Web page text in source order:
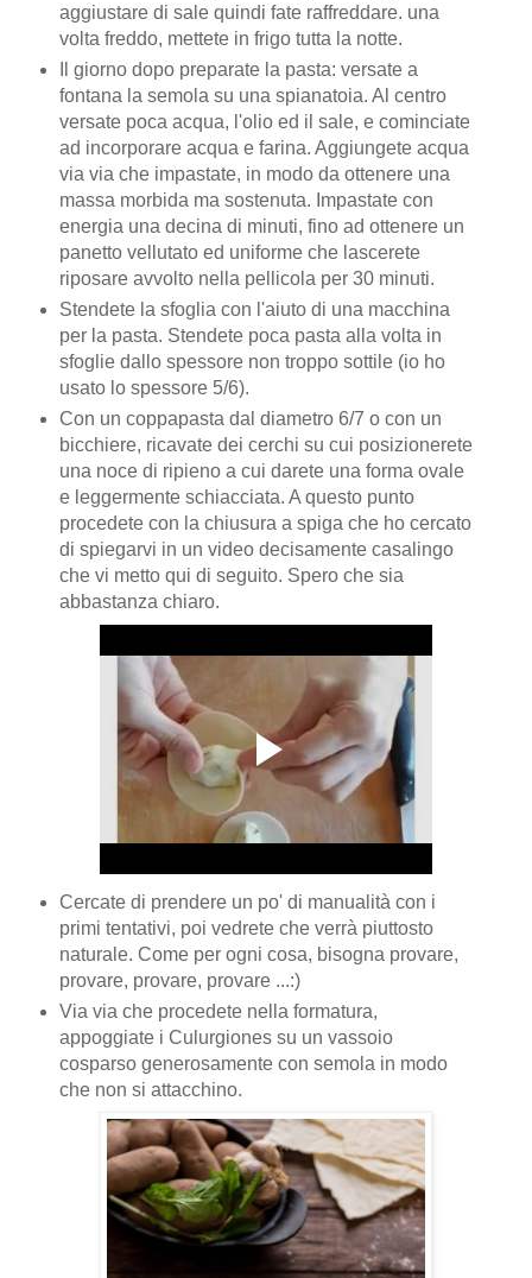
aggiustare di sale quindi fate raffreddare. una
volta freddo, mettete in frigo tutta la notte.
Il giorno dopo preparate la pasta: versate a
fontana la semola su una spianatoia. Al centro
versate poca acqua, l'olio ed il sale, e cominciate
ad incorporare acqua e farina. Aggiungete acqua
via via che impastate, in modo da ottenere una
massa morbida ma sostenuta. Impastate con
energia una decina di minuti, fino ad ottenere un
panetto vellutato ed uniforme che lascerete
riposare avvolto nella pellicola per 30 minuti.
Stendete la sfoglia con l'aiuto di una macchina
per la pasta. Stendete poca pasta alla volta in
sfoglie dallo spessore non troppo sottile (io ho
usato lo spessore 5/6).
Con un coppapasta dal diametro 6/7 o con un
bicchiere, ricavate dei cerchi su cui posizionerete
una noce di ripieno a cui darete una forma ovale
e leggermente schiacciata. A questo punto
procedete con la chiusura a spiga che ho cercato
di spiegarvi in un video decisamente casalingo
che vi metto qui di seguito. Spero che sia
abbastanza chiaro.
Cercate di prendere un po' di manualità con i
primi tentativi, poi vedrete che verrà piuttosto
naturale. Come per ogni cosa, bisogna provare,
provare, provare, provare ...:)
Via via che procedete nella formatura,
appoggiate i Culurgiones su un vassoio
cosparso generosamente con semola in modo
che non si attacchino.